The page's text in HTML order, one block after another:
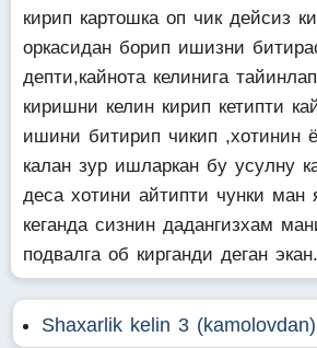
кирип картошка оп чик дейсиз
оркасидан борип ишизни
депти,кайнота келинига
киришни келин кирип кетипти
ишини битирип чикип ,хотинин
калан зур ишларкан бу усулну
деса хотини айтипти чунки ман
кеганда сизнин дадангизхам
подвалга об кирганди деган экан.
Shaxarlik kelin 3 (kamolovdan)